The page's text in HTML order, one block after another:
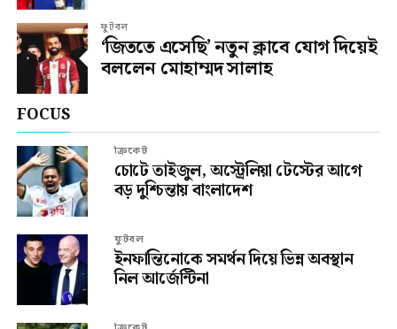
ফুটবল
‘জিততে এসেছি’ নতুন ক্লাবে যোগ দিয়েই
বললেন মোহাম্মদ সালাহ
FOCUS
ক্রিকেট
চোটে তাইজুল, অস্ট্রেলিয়া টেস্টের আগে
বড় দুশ্চিন্তায় বাংলাদেশ
ফুটবল
ইনফান্তিনোকে সমর্থন দিয়ে ভিন্ন অবস্থান
নিল আর্জেন্টিনা